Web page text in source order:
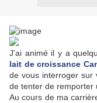
J'ai animé il y a
lait de croissance
de vous interroger sur
de tenter de remporter
Au cours de ma